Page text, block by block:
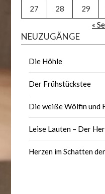
27 28 29
«
NEUZUGÄNGE
Die Höhle
Der Frühstückstee
Die weiße Wölfin und
Leise Lauten – Der
Herzen im Schatten